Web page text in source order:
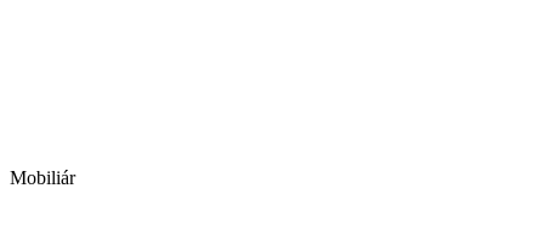
Mobiliár